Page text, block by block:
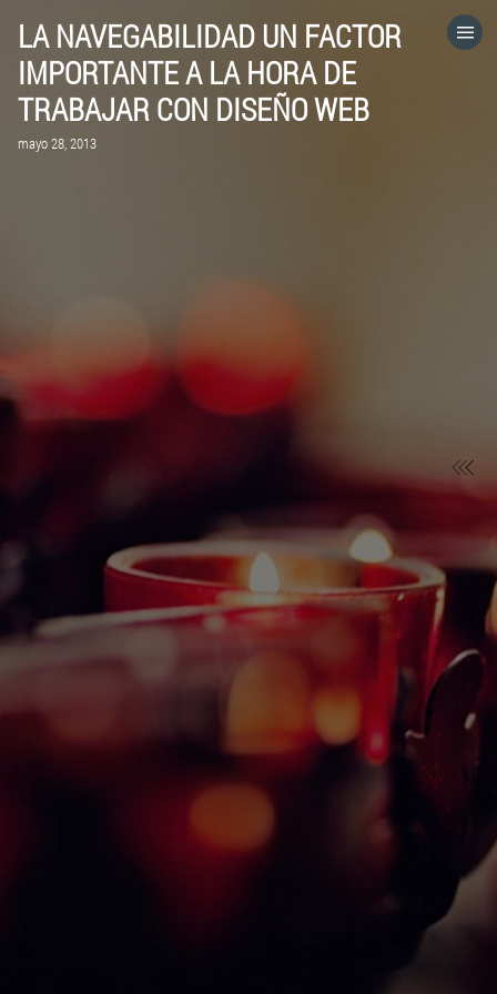
LA NAVEGABILIDAD UN FACTOR
IMPORTANTE A LA HORA DE
TRABAJAR CON DISEÑO WEB
mayo 28, 2013
HOME
CATEGORÍAS